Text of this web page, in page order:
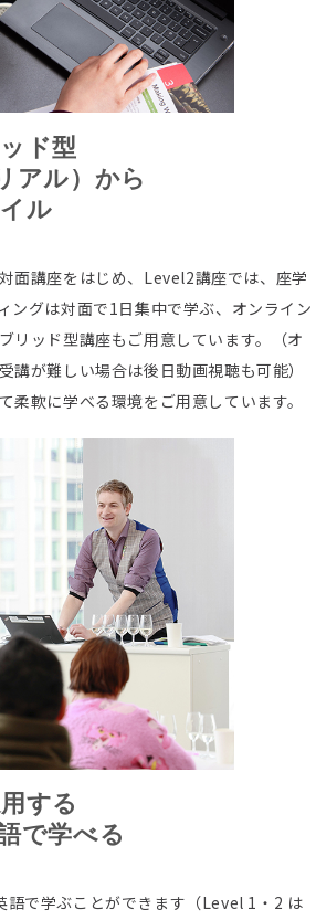
ド型
アル）から
ル
面講座をはじめ、Level2講座では、座学
ングは対面で1日集中で学ぶ、オンライン
リッド型講座もご用意しています。（オ
講が難しい場合は後日動画視聴も可能）
柔軟に学べる環境をご用意しています。
する
で学べる
で学ぶことができます（Level 1・2 は